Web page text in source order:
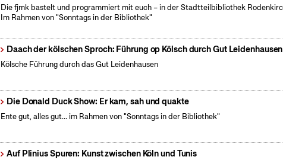
Die fjmk bastelt und programmiert mit euch – in der Stadtteilbibliothek
Im Rahmen von "Sonntags in der Bibliothek"
Daach der kölschen Sproch: Führung op Kölsch durch Gut Leidenhausen
Kölsche Führung durch das Gut Leidenhausen
Die Donald Duck Show: Er kam, sah und quakte
Ente gut, alles gut... im Rahmen von "Sonntags in der Bibliothek"
Auf Plinius Spuren: Kunst zwischen Köln und Tunis